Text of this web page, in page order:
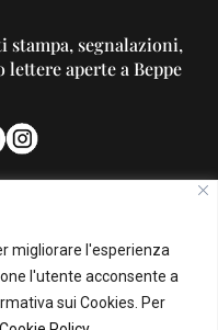
migliorare l'esperienza
l'utente acconsente a
sui Cookies. Per
stampa, segnalazioni,
aperte a Beppe
PUBBLICITA'
su questo Blog:
pubblicita@beppegrillo.it
POLICY CONTATTI